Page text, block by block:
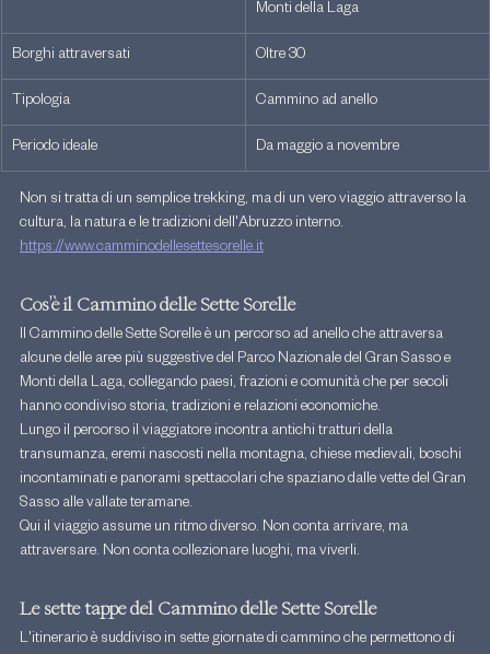
Monti della Laga
Borghi attraversati Oltre 30
Tipologia Cammino ad anello
Periodo ideale Da maggio a novembre
Non si tratta di un semplice trekking, ma di un vero viaggio attraverso la
cultura, la natura e le tradizioni dell'Abruzzo interno.
https://www.camminodellesettesorelle.it
Cos'è il Cammino delle Sette Sorelle
Il Cammino delle Sette Sorelle è un percorso ad anello che attraversa
alcune delle aree più suggestive del Parco Nazionale del Gran Sasso e
Monti della Laga, collegando paesi, frazioni e comunità che per secoli
hanno condiviso storia, tradizioni e relazioni economiche.
Lungo il percorso il viaggiatore incontra antichi tratturi della
transumanza, eremi nascosti nella montagna, chiese medievali, boschi
incontaminati e panorami spettacolari che spaziano dalle vette del Gran
Sasso alle vallate teramane.
Qui il viaggio assume un ritmo diverso. Non conta arrivare, ma
attraversare. Non conta collezionare luoghi, ma viverli.
Le sette tappe del Cammino delle Sette Sorelle
L'itinerario è suddiviso in sette giornate di cammino che permettono di